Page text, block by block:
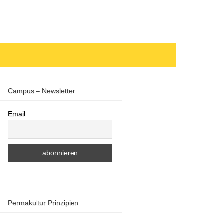
Campus – Newsletter
Email
Permakultur Prinzipien